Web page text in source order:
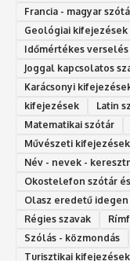
Francia - magyar
Geológiai kifejezések
Időmértékes verselés
Joggal kapcsolatos
Karácsonyi
kifejezések
Latin
Matematikai szótár
Művészeti kifejezések
Név - nevek -
Okostelefon szótár
Olasz eredetű idegen
Régies szavak
Szólás - közmondás
Turisztikai kifejezések